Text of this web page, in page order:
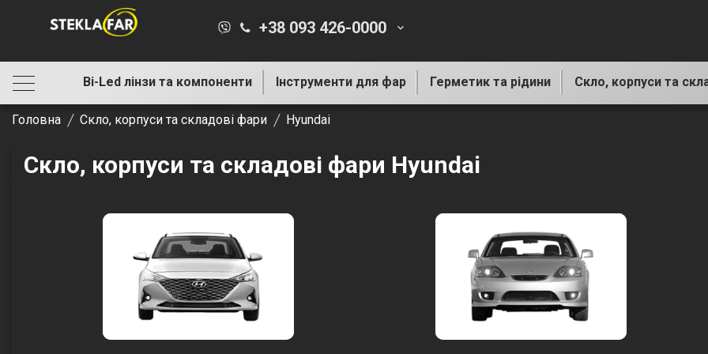
+38 093 426-0000 keyboard_arrow_down
Bi-Led лінзи та компоненти Інструменти для фар Герметик та рідини Скло, корпуси та
Головна Скло, корпуси та складові фари Hyundai
Скло, корпуси та складові фари Hyundai